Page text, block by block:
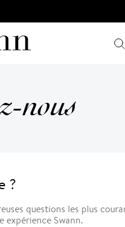
nous
?
questions les plus
Swann.